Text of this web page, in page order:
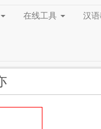
在线工具 汉